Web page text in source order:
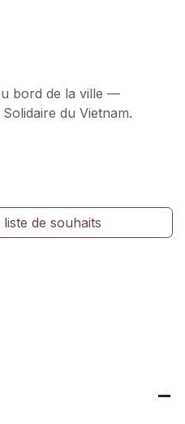
bord de la ville —
du Vietnam.
de souhaits